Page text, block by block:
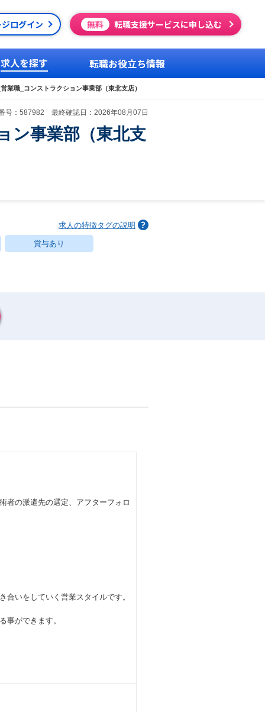
ログイン 無料 転職支援サービスに申し込む
求人を探す 転職お役立ち情報
業職_コンストラクション事業部（東北支店）
号：587982 最終確認日：2026年08月07日
ン事業部（東北支
求人の特徴タグの説明
賞与あり
者の派遣先の選定、アフターフォロ
いをしていく営業スタイルです。
事ができます。